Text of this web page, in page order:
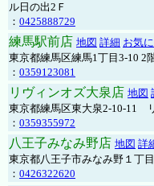
ル日の出2Ｆ
： 0425888729
練馬駅前店 地図 詳細 お気
東京都練馬区練馬1丁目3-10 2
： 0359123081
リヴィンオズ大泉店 地図
東京都練馬区東大泉2-10-11
： 0359355972
八王子みなみ野店 地図 詳
東京都八王子市みなみ野１丁
： 0426322620